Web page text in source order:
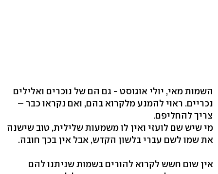
השמות מאי, יולי אוגוסט - גם הם של נוכרים ואלילים
נכריים. ראוי להמנע מלקרוא בהם, ואם נקראו כבר –
צריך להחליפם.
מי שיש שם לועזי ואין לו משמעות שלילית, טוב שישנה
את שמו לשם עברי בלשון הקדש, אבל אין בכך חובה.
אין שום חשש לקרוא להורים בשמות שניתנו להם